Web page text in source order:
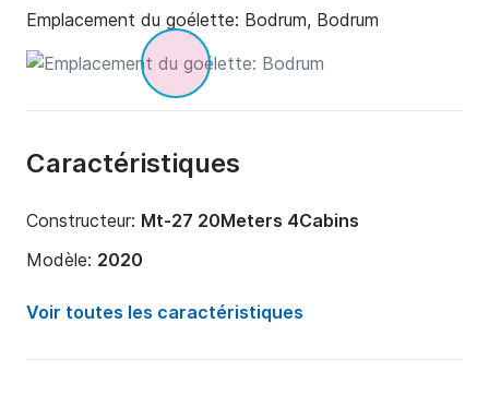
Emplacement du goélette: Bodrum, Bodrum
Caractéristiques
Constructeur: Mt-27 20Meters 4Cabins
Modèle: 2020
Année:
2020 (Rénové en 2023)
Voir toutes les caractéristiques